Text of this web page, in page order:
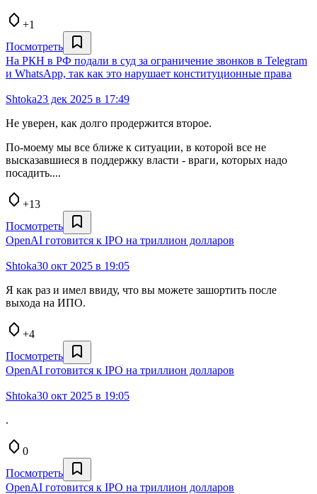
+1
Посмотреть
На РКН в РФ подали в суд за ограничение звонков в Telegram
и WhatsApp, так как это нарушает конституционные права
Shtoka23 дек 2025 в 17:49
Не уверен, как долго продержится второе.
По-моему мы все ближе к ситуации, в которой все не
высказавшиеся в поддержку власти - враги, которых надо
посадить....
+13
Посмотреть
OpenAI готовится к IPO на триллион долларов
Shtoka30 окт 2025 в 19:05
Я как раз и имел ввиду, что вы можете зашортить после
выхода на ИПО.
+4
Посмотреть
OpenAI готовится к IPO на триллион долларов
Shtoka30 окт 2025 в 19:05
.
0
Посмотреть
OpenAI готовится к IPO на триллион долларов